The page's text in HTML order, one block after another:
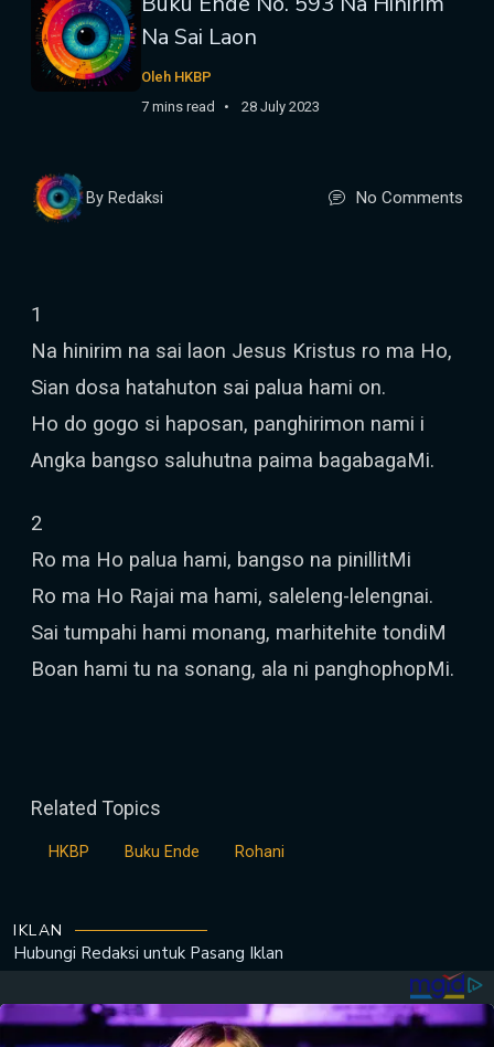
Na Sai Laon
Oleh HKBP
7 mins read
28 July 2023
By Redaksi No Comments
1
Na hinirim na sai laon Jesus Kristus ro ma Ho,
Sian dosa hatahuton sai palua hami on.
Ho do gogo si haposan, panghirimon nami i
Angka bangso saluhutna paima bagabagaMi.
2
Ro ma Ho palua hami, bangso na pinillitMi
Ro ma Ho Rajai ma hami, saleleng-lelengnai.
Sai tumpahi hami monang, marhitehite tondiM
Boan hami tu na sonang, ala ni panghophopMi.
Related Topics
HKBP Buku Ende Rohani
IKLAN
Hubungi Redaksi untuk Pasang Iklan